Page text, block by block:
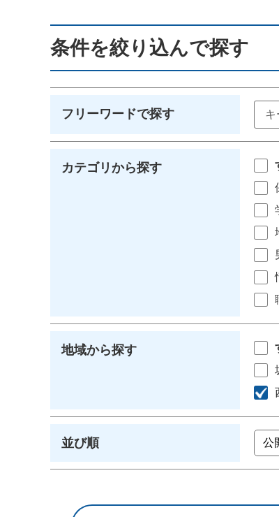
条件を絞り込んで探す
フリーワードで探す
カテゴリから探す
地域から探す
並び順